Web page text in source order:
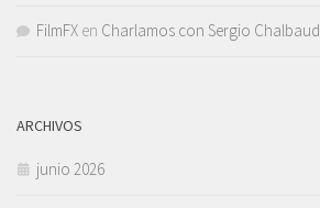
FilmFX en Charlamos con Sergio Chalbaud
ARCHIVOS
junio 2026